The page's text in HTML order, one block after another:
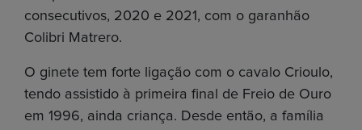
consecutivos, 2020 e 2021, com o garanhão
Colibri Matrero.
O ginete tem forte ligação com o cavalo Crioulo,
tendo assistido à primeira final de Freio de Ouro
em 1996, ainda criança. Desde então, a família